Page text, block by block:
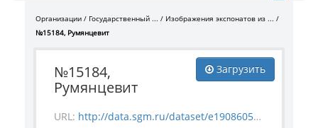
Организации Государственный ...
Изображения экспонатов из ...
№15184, Румянцевит
Загрузить
№15184,
Румянцевит
URL: http://data.sgm.ru/dataset/e1908605-67c3-4add-a6a7-6c288953c91e/resource/fbad8080-757b-49fb-a04f-c973872318f9/download/mineral_15184.jpg